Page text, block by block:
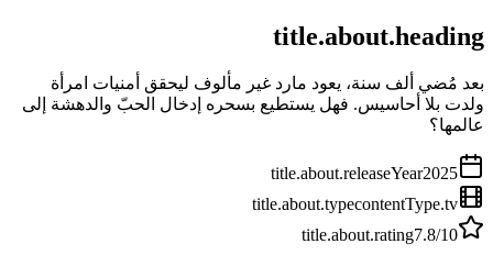
title.about.heading
بعد مُضي ألف سنة، يعود مارد غير مألوف ليحقق أمنيات امرأة
ولدت بلا أحاسيس. فهل يستطيع بسحره إدخال الحبّ والدهشة إلى
عالمها؟
title.about.releaseYear2025
title.about.typecontentType.tv
title.about.rating7.8/10